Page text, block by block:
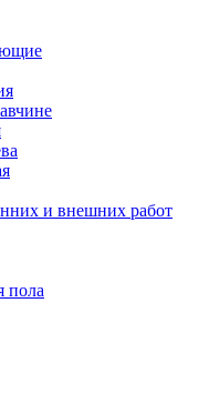
и внешних работ
пола